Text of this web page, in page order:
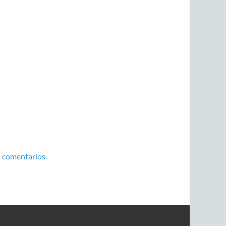
comentarios.